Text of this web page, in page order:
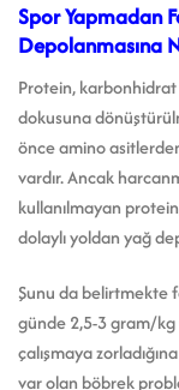
Spor Yapmadan
Depolanmasına
Protein,
dokusuna
önce amino
vardır. Ancak
kullanılmayan
dolaylı yoldan yağ
Şunu da belirtmekte
günde 2,5-3 gram/
çalışmaya
var olan böbrek